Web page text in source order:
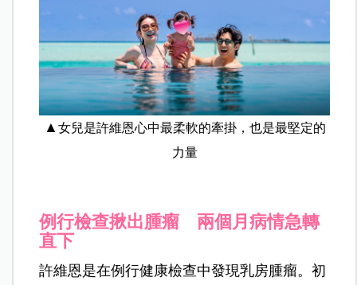
▲ 女兒是許維恩心中最柔軟的牽掛，也是最堅定的
力量
例行檢查揪出腫瘤 兩個月病情急轉
直下
許維恩是在例行健康檢查中發現乳房腫瘤。初